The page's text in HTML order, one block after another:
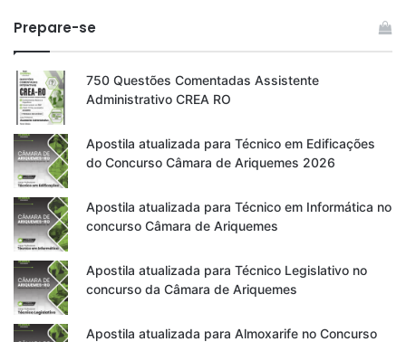
Prepare-se
750 Questões Comentadas Assistente
Administrativo CREA RO
Apostila atualizada para Técnico em Edificações
do Concurso Câmara de Ariquemes 2026
Apostila atualizada para Técnico em Informática no
concurso Câmara de Ariquemes
Apostila atualizada para Técnico Legislativo no
concurso da Câmara de Ariquemes
Apostila atualizada para Almoxarife no Concurso